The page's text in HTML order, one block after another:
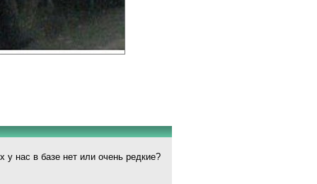
у нас в базе нет или очень редкие?